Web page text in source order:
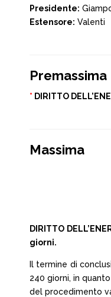
Presidente:
Estensore: Valenti
Premassima
* DIRITTO
Massima
DIRITTO
giorni.
Il termine di
240 giorni, in
del procedimento